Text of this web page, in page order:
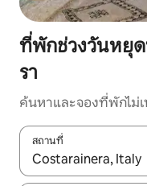
ที่พักช่วงวันหยุ
รา
ค้นหาและจองที่พักไม่เ
สถานที่
ใช้ลูกศรขึ้นลง หรือใช้ก